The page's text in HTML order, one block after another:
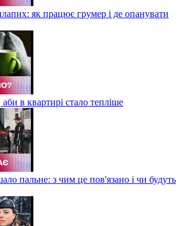
як працює грумер і де опанувати
в квартирі стало тепліше
пальне: з чим це пов'язано і чи будуть